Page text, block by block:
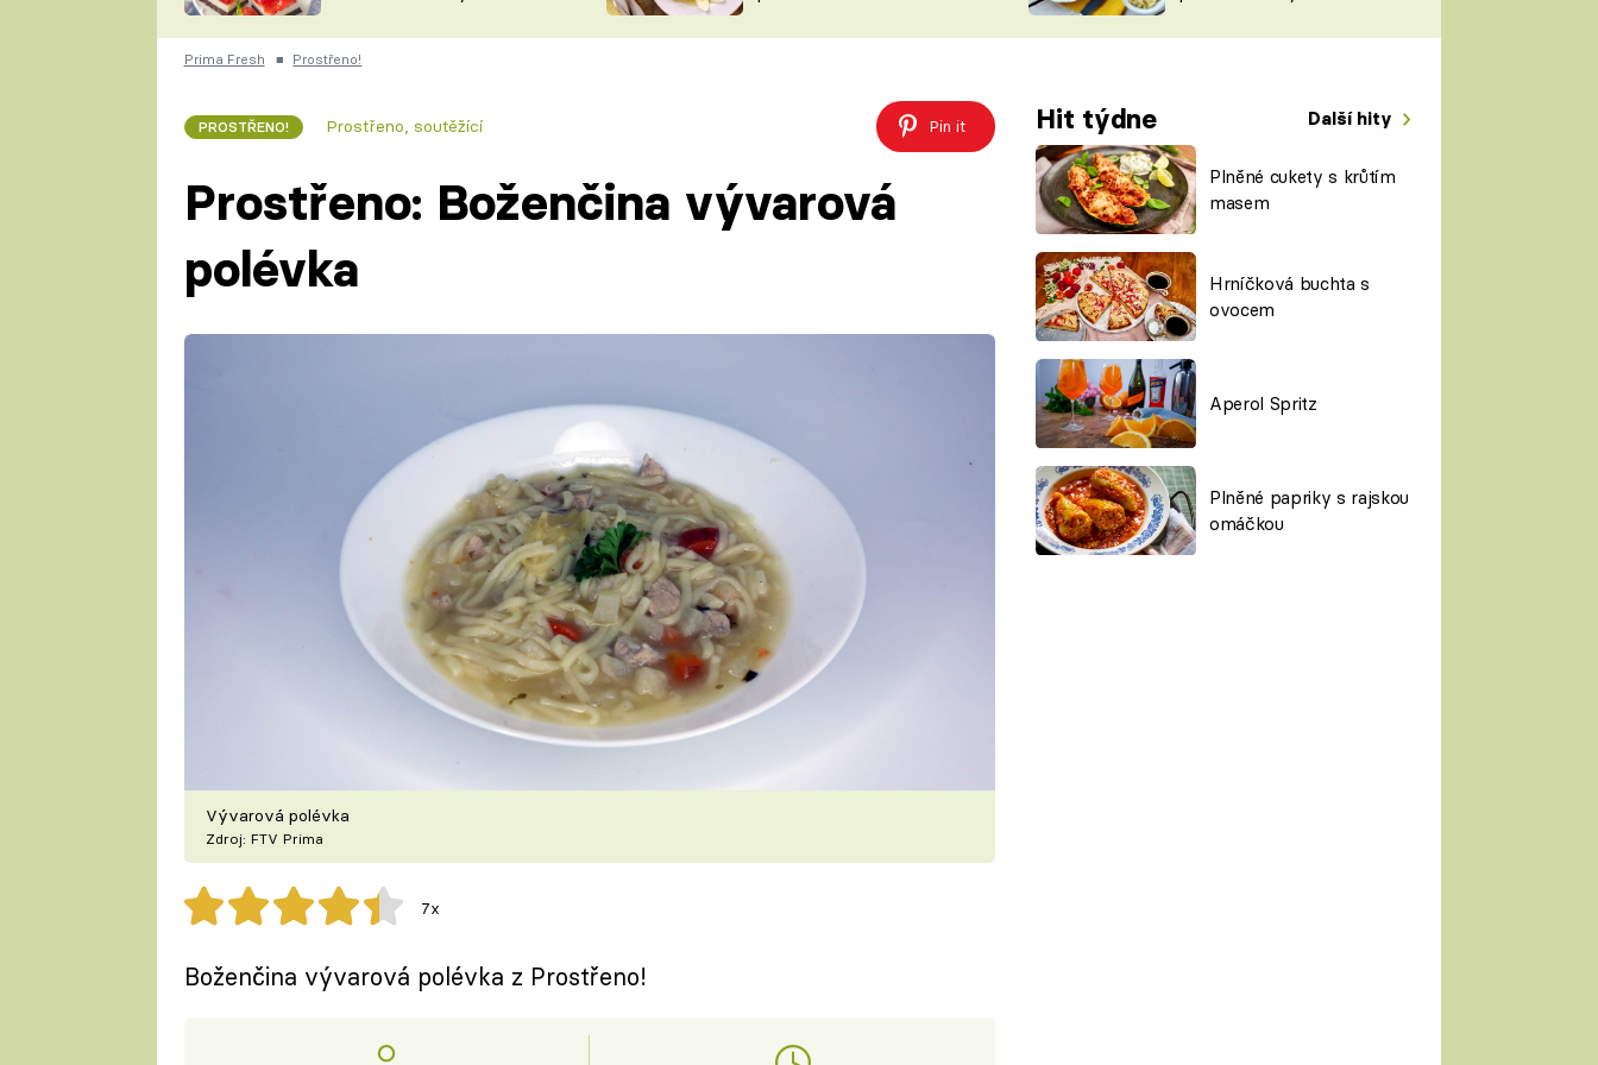
ČESKO NA TALÍŘI
KUCHAŘKA
VYCHYTÁVKY
ŠÉFREDAKTORKY
ČASOPIS
Prima Fresh ■ Prostřeno!
PROSTŘENO! Prostřeno, soutěžící Pin it Hit týdne Další hity
Plněné cukety s krůtím
masem
Hrníčková buchta s
ovocem
Aperol Spritz
Plněné papriky s rajskou
omáčkou
Prostřeno: Boženčina vývarová
polévka
Vývarová polévka
Zdroj: FTV Prima
7x
Boženčina vývarová polévka z Prostřeno!